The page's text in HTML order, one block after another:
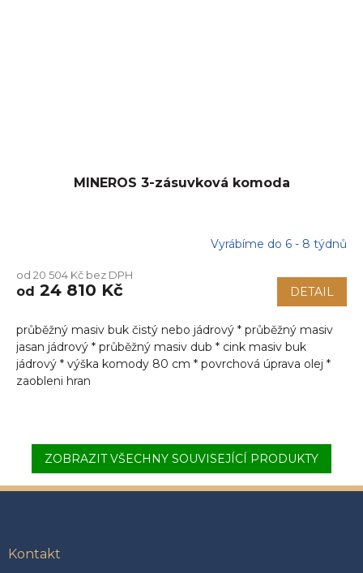
MINEROS 3-zásuvková komoda
Vyrábíme do 6 - 8 týdnů
od 20 504 Kč bez DPH
od 24 810 Kč DETAIL
průběžný masiv buk čistý nebo jádrový * průběžný masiv
jasan jádrový * průběžný masiv dub * cink masiv buk
jádrový * výška komody 80 cm * povrchová úprava olej *
zaobleni hran
ZOBRAZIT VŠECHNY SOUVISEJÍCÍ PRODUKTY
Kontakt